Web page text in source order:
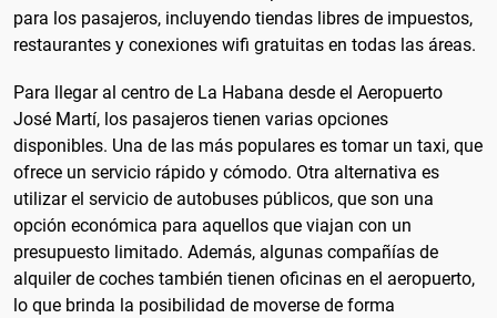
para los pasajeros, incluyendo tiendas libres de impuestos,
restaurantes y conexiones wifi gratuitas en todas las áreas.
Para llegar al centro de La Habana desde el Aeropuerto
José Martí, los pasajeros tienen varias opciones
disponibles. Una de las más populares es tomar un taxi, que
ofrece un servicio rápido y cómodo. Otra alternativa es
utilizar el servicio de autobuses públicos, que son una
opción económica para aquellos que viajan con un
presupuesto limitado. Además, algunas compañías de
alquiler de coches también tienen oficinas en el aeropuerto,
lo que brinda la posibilidad de moverse de forma